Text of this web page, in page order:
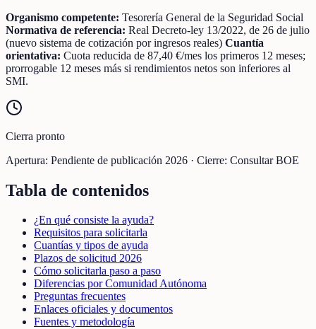
Organismo competente: Tesorería General de la Seguridad Social
Normativa de referencia: Real Decreto-ley 13/2022, de 26 de julio
(nuevo sistema de cotización por ingresos reales) Cuantía
orientativa: Cuota reducida de 87,40 €/mes los primeros 12 meses;
prorrogable 12 meses más si rendimientos netos son inferiores al
SMI.
Cierra pronto
Apertura: Pendiente de publicación 2026 · Cierre: Consultar BOE
Tabla de contenidos
¿En qué consiste la ayuda?
Requisitos para solicitarla
Cuantías y tipos de ayuda
Plazos de solicitud 2026
Cómo solicitarla paso a paso
Diferencias por Comunidad Autónoma
Preguntas frecuentes
Enlaces oficiales y documentos
Fuentes y metodología